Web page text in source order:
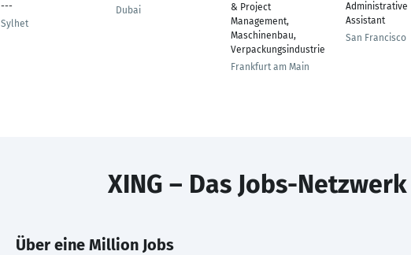
---
Sylhet
Dubai
& Project
Management,
Maschinenbau,
Verpackungsindustrie
Frankfurt am Main
Administrative
Assistant
San Francisco
XING – Das Jobs-Netzwerk
Über eine Million Jobs